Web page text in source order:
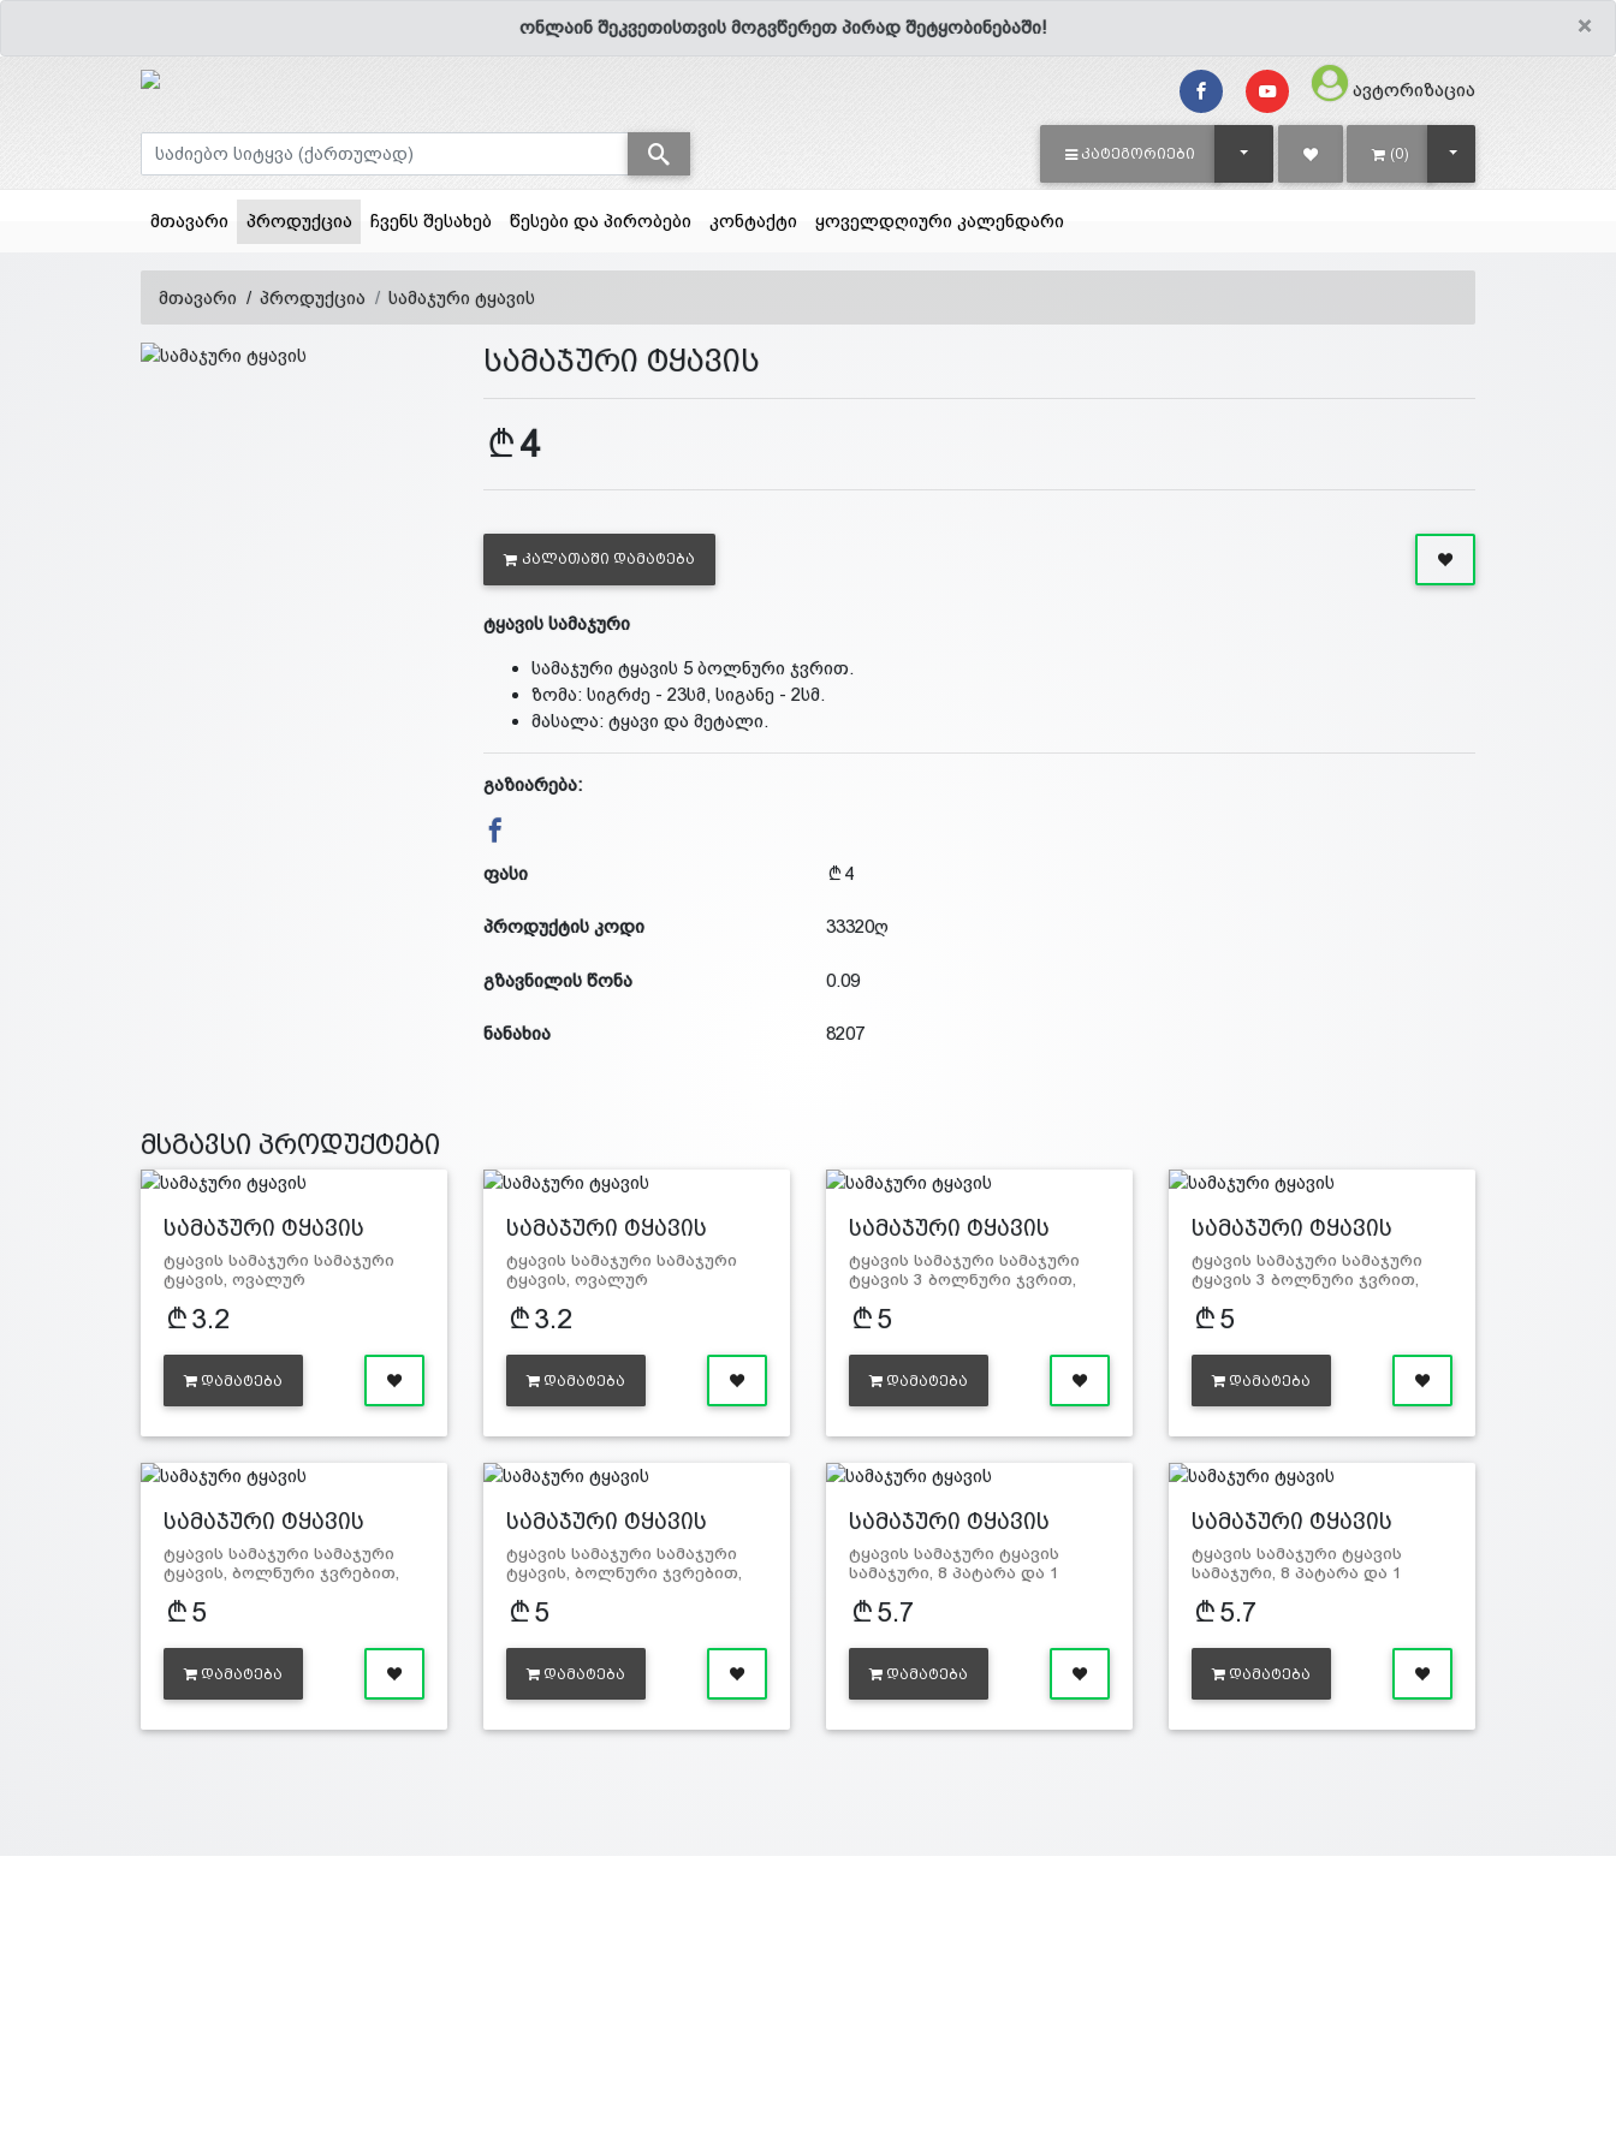
×
ონლაინ შეკვეთისთვის მოგვწერეთ პირად შეტყობინებაში!
ავტორიზაცია
ᲙᲐᲢᲔᲒᲝᲠᲘᲔᲑᲘ TOGGLE DROPDOWN(0) TOGGLE DROPDOWN
მთავარი პროდუქცია(current)
ჩვენს შესახებ წესები და პირობები კონტაქტი ყოველდღიური კალენდარი
მთავარი პროდუქცია სამაჯური ტყავის
სამაჯური ტყავის
4
ᲙᲐᲚᲐᲗᲐᲨᲘ ᲓᲐᲛᲐᲢᲔᲑᲐ
ტყავის სამაჯური
სამაჯური ტყავის 5 ბოლნური ჯვრით.
ზომა: სიგრძე - 23სმ, სიგანე - 2სმ.
მასალა: ტყავი და მეტალი.
გაზიარება:
ფასი 4
პროდუქტის კოდი 33320ღ
გზავნილის წონა 0.09
ნანახია 8207
მსგავსი პროდუქტები
სამაჯური ტყავის
ტყავის სამაჯური სამაჯური
ტყავის, ოვალურ
3.2
ᲓᲐᲛᲐᲢᲔᲑᲐ
სამაჯური ტყავის
ტყავის სამაჯური სამაჯური
ტყავის, ოვალურ
3.2
ᲓᲐᲛᲐᲢᲔᲑᲐ
სამაჯური ტყავის
ტყავის სამაჯური სამაჯური
ტყავის 3 ბოლნური ჯვრით,
5
ᲓᲐᲛᲐᲢᲔᲑᲐ
სამაჯური ტყავის
ტყავის სამაჯური სამაჯური
ტყავის 3 ბოლნური ჯვრით,
5
ᲓᲐᲛᲐᲢᲔᲑᲐ
სამაჯური ტყავის
ტყავის სამაჯური სამაჯური
ტყავის, ბოლნური ჯვრებით,
5
ᲓᲐᲛᲐᲢᲔᲑᲐ
სამაჯური ტყავის
ტყავის სამაჯური სამაჯური
ტყავის, ბოლნური ჯვრებით,
5
ᲓᲐᲛᲐᲢᲔᲑᲐ
სამაჯური ტყავის
ტყავის სამაჯური ტყავის
სამაჯური, 8 პატარა და 1
5.7
ᲓᲐᲛᲐᲢᲔᲑᲐ
სამაჯური ტყავის
ტყავის სამაჯური ტყავის
სამაჯური, 8 პატარა და 1
5.7
ᲓᲐᲛᲐᲢᲔᲑᲐ